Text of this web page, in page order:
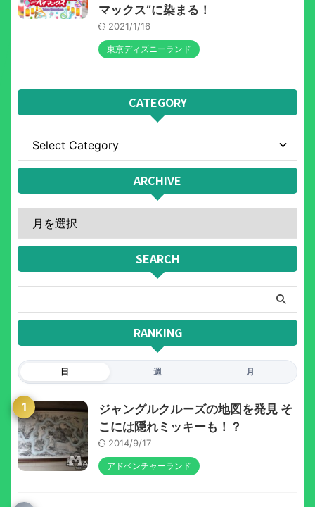
マックス”に染まる！
2021/1/16
東京ディズニーランド
CATEGORY
ARCHIVE
SEARCH
RANKING
日 週 月
1
ジャングルクルーズの地図を発見 そ
こには隠れミッキーも！？
2014/9/17
アドベンチャーランド